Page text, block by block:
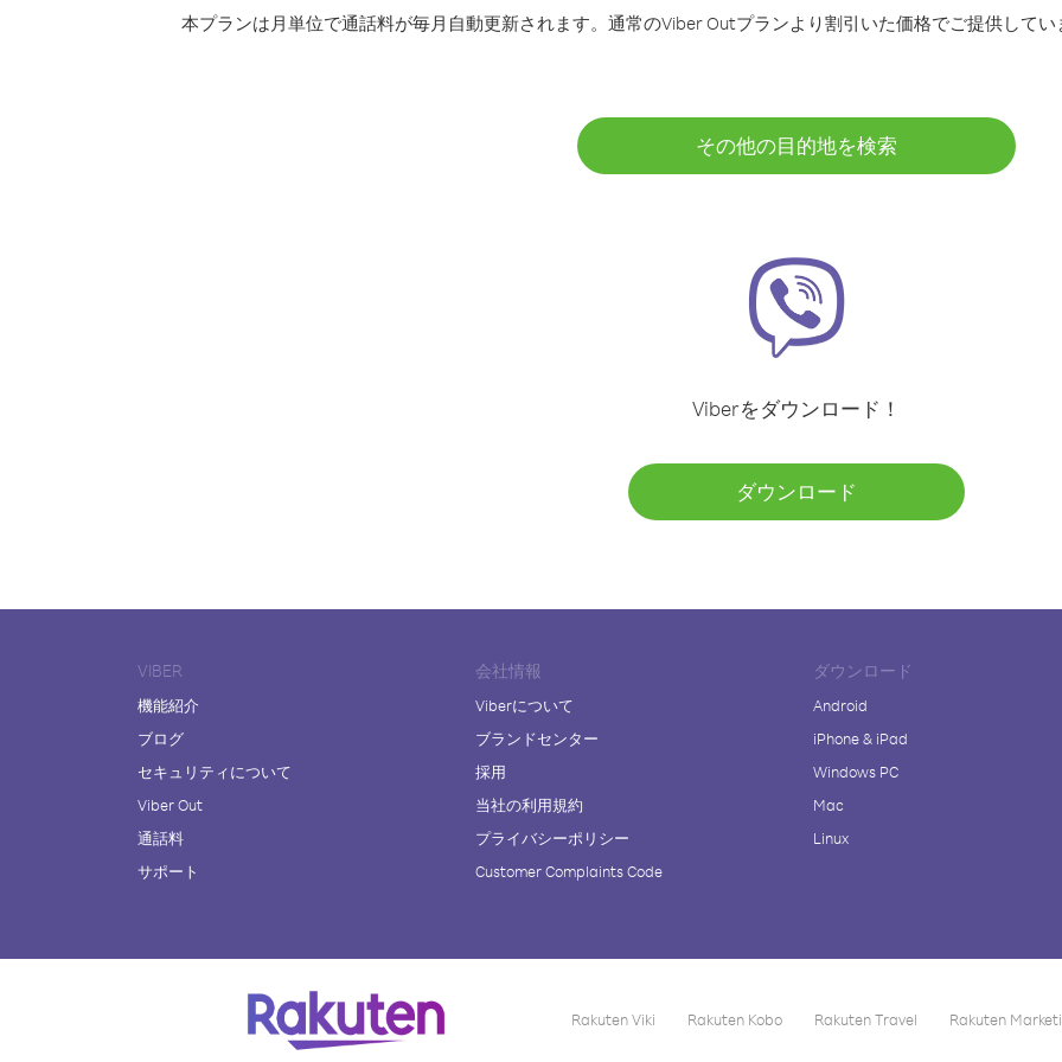
本プランは月単位で通話料が毎月自動更新されます。通常のViber Outプランより割引いた価格でご提供してい
その他の目的地を検索
Viberをダウンロード！
ダウンロード
VIBER
機能紹介
ブログ
セキュリティについて
Viber Out
通話料
サポート
会社情報
Viberについて
ブランドセンター
採用
当社の利用規約
プライバシーポリシー
Customer Complaints Code
ダウンロード
Android
iPhone & iPad
Windows PC
Mac
Linux
Rakuten Viki Rakuten Kobo Rakuten Travel Rakuten